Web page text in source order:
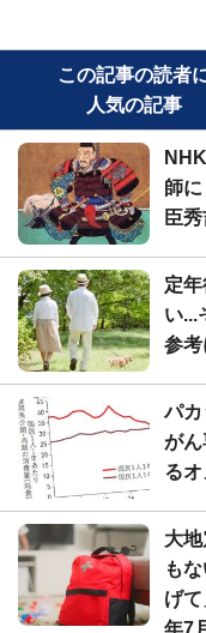
この記事の読者
人気の記事
師
臣
定
い...
参
パ
が
るオ
大
も
げ
年7